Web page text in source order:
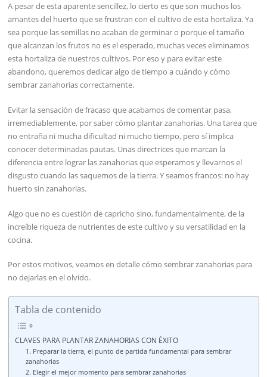
A pesar de esta aparente sencillez, lo cierto es que son muchos los
amantes del huerto que se frustran con el cultivo de esta hortaliza. Ya
sea porque las semillas no acaban de germinar o porque el tamaño
que alcanzan los frutos no es el esperado, muchas veces eliminamos
esta hortaliza de nuestros cultivos. Por eso y para evitar este
abandono, queremos dedicar algo de tiempo a cuándo y cómo
sembrar zanahorias correctamente.
Evitar la sensación de fracaso que acabamos de comentar pasa,
irremediablemente, por saber cómo plantar zanahorias. Una tarea que
no entraña ni mucha dificultad ni mucho tiempo, pero sí implica
conocer determinadas pautas. Unas directrices que marcan la
diferencia entre lograr las zanahorias que esperamos y llevarnos el
disgusto cuando las saquemos de la tierra. Y seamos francos: no hay
huerto sin zanahorias.
Algo que no es cuestión de capricho sino, fundamentalmente, de la
increíble riqueza de nutrientes de este cultivo y su versatilidad en la
cocina.
Por estos motivos, veamos en detalle cómo sembrar zanahorias para
no dejarlas en el olvido.
Tabla de contenido
CLAVES PARA PLANTAR ZANAHORIAS CON ÉXITO
1. Preparar la tierra, el punto de partida fundamental para sembrar
zanahorias
2. Elegir el mejor momento para sembrar zanahorias